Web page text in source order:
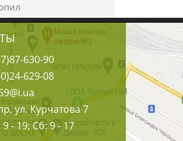
630-90
629-08
ул. Курчатова 7
- 19; Сб: 9 - 17